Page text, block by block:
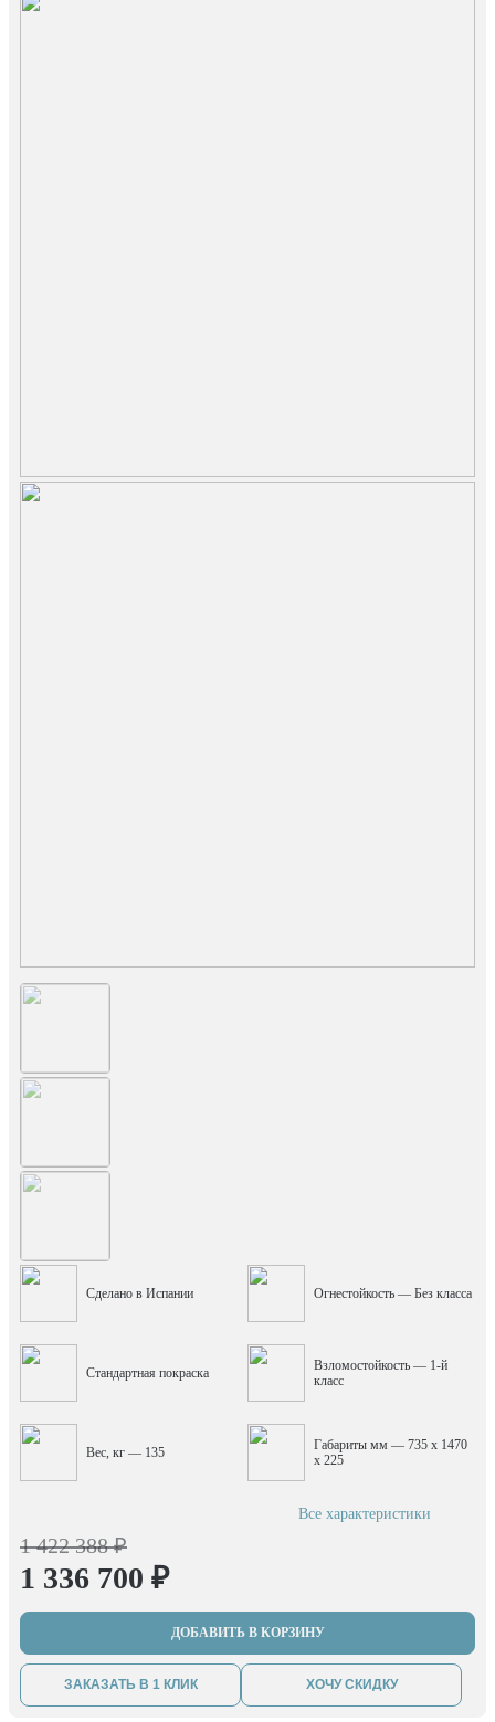
Сделано в Испании Огнестойкость — Без класса
Стандартная покраска
Взломостойкость — 1-й
класс
Вес, кг — 135
Габариты мм — 735 x 1470
x 225
Все характеристики
1 422 388 ₽
1 336 700 ₽
ДОБАВИТЬ В КОРЗИНУ
ЗАКАЗАТЬ В 1 КЛИК ХОЧУ СКИДКУ